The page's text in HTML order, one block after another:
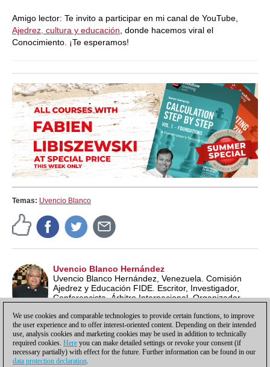
Amigo lector: Te invito a participar en mi canal de YouTube,
Ajedrez, cultura y educación , donde hacemos viral el
Conocimiento. ¡Te esperamos!
Temas: Uvencio Blanco
Uvencio Blanco Hernández
Uvencio Blanco Hernández, Venezuela. Comisión
Ajedrez y Educación FIDE. Escritor, Investigador,
Conferencista, Árbitro Internacional, Organizador
Lead School Instructor FIDE.
We use cookies and comparable technologies to provide certain functions, to improve
the user experience and to offer interest-oriented content. Depending on their intended
use, analysis cookies and marketing cookies may be used in addition to technically
required cookies. Here you can make detailed settings or revoke your consent (if
necessary partially) with effect for the future. Further information can be found in our
data protection declaration.